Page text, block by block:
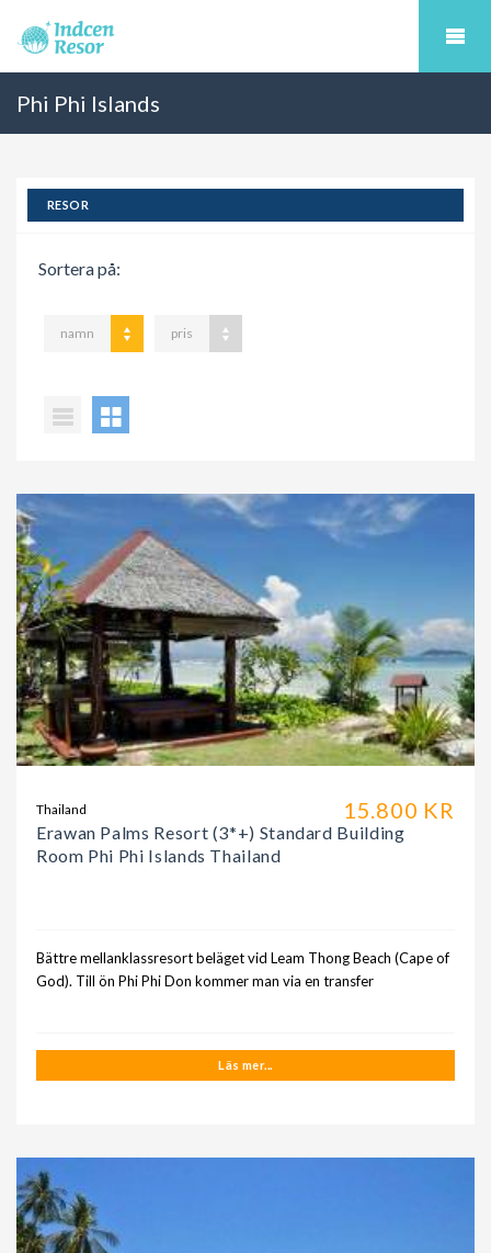
Phi Phi Islands
RESOR
Sortera på:
namn pris
15.800 KR
Thailand
Erawan Palms Resort (3*+) Standard Building
Room Phi Phi Islands Thailand
Bättre mellanklassresort beläget vid Leam Thong Beach (Cape of
God). Till ön Phi Phi Don kommer man via en transfer
Läs mer...